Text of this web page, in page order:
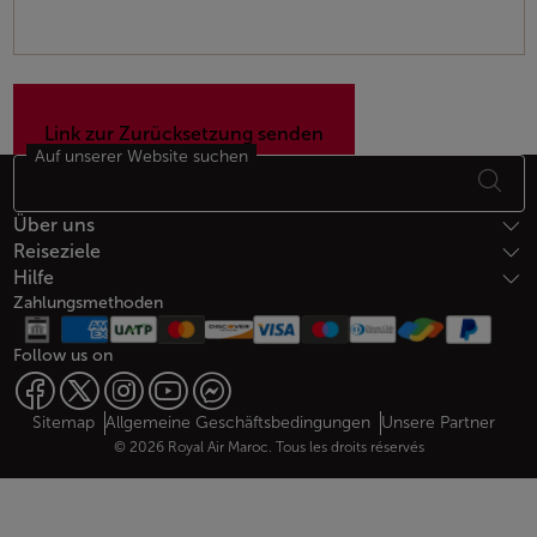
Fußzeile Seitenübersicht
Auf unserer Website suchen
Über uns
Reiseziele
Hilfe
Zahlungsmethoden
Follow us on
Web map links
$Title.getData()
Sitemap Allgemeine Geschäftsbedingungen Unsere Partner
© 2026 Royal Air Maroc. Tous les droits réservés